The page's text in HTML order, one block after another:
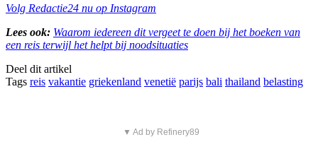
Volg Redactie24 nu op Instagram
Lees ook: Waarom iedereen dit vergeet te doen bij het boeken van
een reis terwijl het helpt bij noodsituaties
Deel dit artikel
Tags reis vakantie griekenland venetië parijs bali thailand belasting
▼ Ad by Refinery89